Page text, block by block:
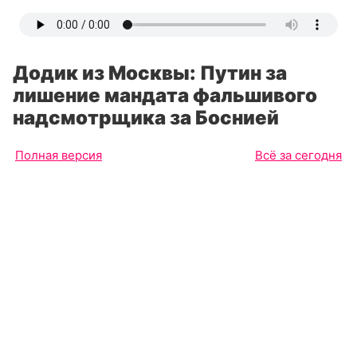
Додик из Москвы: Путин за
лишение мандата фальшивого
надсмотрщика за Боснией
Полная версия Всё за сегодня